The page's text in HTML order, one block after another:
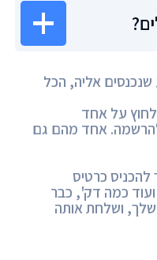
אליה, הכל
על אחד
אחד מהם גם
כרטיס
כמה דק', כבר
ושלחת אותה